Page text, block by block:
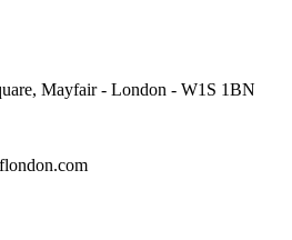
Mayfair - London - W1S 1BN